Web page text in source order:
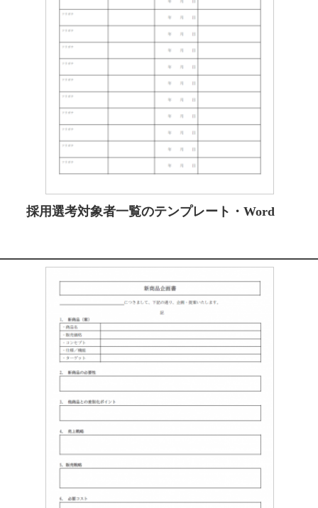
採用選考対象者一覧のテンプレート・Word